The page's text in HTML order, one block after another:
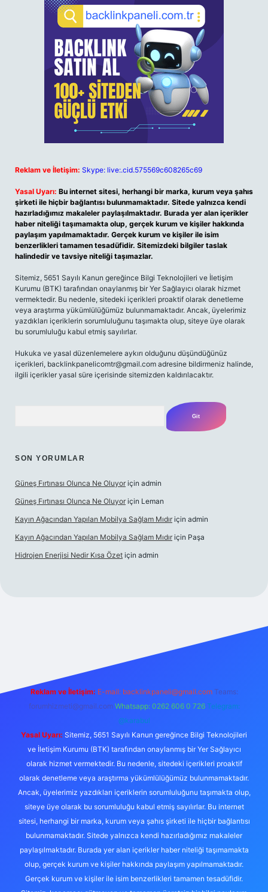
Reklam ve İletişim: Skype: live:.cid.575569c608265c69
Yasal Uyarı: Bu internet sitesi, herhangi bir marka, kurum veya şahıs
şirketi ile hiçbir bağlantısı bulunmamaktadır. Sitede yalnızca kendi
hazırladığımız makaleler paylaşılmaktadır. Burada yer alan içerikler
haber niteliği taşımamakta olup, gerçek kurum ve kişiler hakkında
paylaşım yapılmamaktadır. Gerçek kurum ve kişiler ile isim
benzerlikleri tamamen tesadüfidir. Sitemizdeki bilgiler taslak
halindedir ve tavsiye niteliği taşımazlar.
Sitemiz, 5651 Sayılı Kanun gereğince Bilgi Teknolojileri ve İletişim
Kurumu (BTK) tarafından onaylanmış bir Yer Sağlayıcı olarak hizmet
vermektedir. Bu nedenle, sitedeki içerikleri proaktif olarak denetleme
veya araştırma yükümlülüğümüz bulunmamaktadır. Ancak, üyelerimiz
yazdıkları içeriklerin sorumluluğunu taşımakta olup, siteye üye olarak
bu sorumluluğu kabul etmiş sayılırlar.
Hukuka ve yasal düzenlemelere aykırı olduğunu düşündüğünüz
içerikleri, backlinkpanelicomtr@gmail.com adresine bildirmeniz halinde,
ilgili içerikler yasal süre içerisinde sitemizden kaldırılacaktır.
SON YORUMLAR
Güneş Fırtınası Olunca Ne Oluyor için admin
Güneş Fırtınası Olunca Ne Oluyor için Leman
Kayın Ağacından Yapılan Mobilya Sağlam Mıdır için admin
Kayın Ağacından Yapılan Mobilya Sağlam Mıdır için Paşa
Hidrojen Enerjisi Nedir Kısa Özet için admin
https://
Reklam ve İletişim: E-mail: backlinkpaneli@gmail.com Teams:
forumhizmeti@gmail.com Whatsapp: 0262 606 0 726 Telegram:
@karabul
Yasal Uyarı: Sitemiz, 5651 Sayılı Kanun gereğince Bilgi Teknolojileri
ve İletişim Kurumu (BTK) tarafından onaylanmış bir Yer Sağlayıcı
olarak hizmet vermektedir. Bu nedenle, sitedeki içerikleri proaktif
olarak denetleme veya araştırma yükümlülüğümüz bulunmamaktadır.
Ancak, üyelerimiz yazdıkları içeriklerin sorumluluğunu taşımakta olup,
siteye üye olarak bu sorumluluğu kabul etmiş sayılırlar. Bu internet
sitesi, herhangi bir marka, kurum veya şahıs şirketi ile hiçbir bağlantısı
bulunmamaktadır. Sitede yalnızca kendi hazırladığımız makaleler
paylaşılmaktadır. Burada yer alan içerikler haber niteliği taşımamakta
olup, gerçek kurum ve kişiler hakkında paylaşım yapılmamaktadır.
Gerçek kurum ve kişiler ile isim benzerlikleri tamamen tesadüfidir.